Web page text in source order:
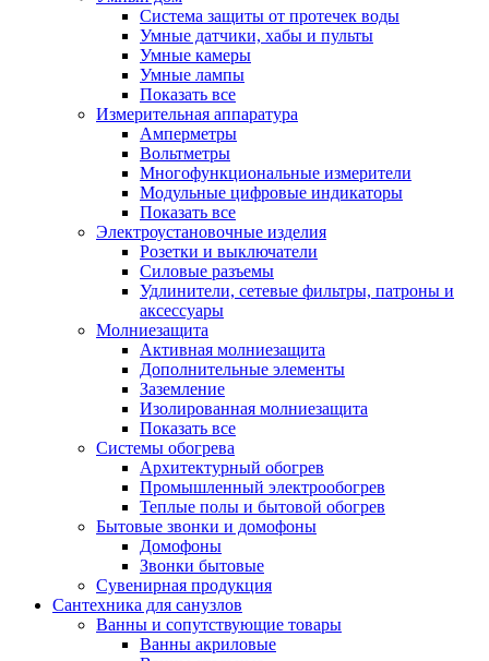
Система защиты от протечек воды
Умные датчики, хабы и пульты
Умные камеры
Умные лампы
Показать все
Измерительная аппаратура
Амперметры
Вольтметры
Многофункциональные измерители
Модульные цифровые индикаторы
Показать все
Электроустановочные изделия
Розетки и выключатели
Силовые разъемы
Удлинители, сетевые фильтры, патроны и
аксессуары
Молниезащита
Активная молниезащита
Дополнительные элементы
Заземление
Изолированная молниезащита
Показать все
Системы обогрева
Архитектурный обогрев
Промышленный электрообогрев
Теплые полы и бытовой обогрев
Бытовые звонки и домофоны
Домофоны
Звонки бытовые
Сувенирная продукция
Сантехника для санузлов
Ванны и сопутствующие товары
Ванны акриловые